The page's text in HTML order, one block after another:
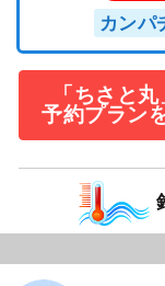
カンパ
「ちさと
予約プラン